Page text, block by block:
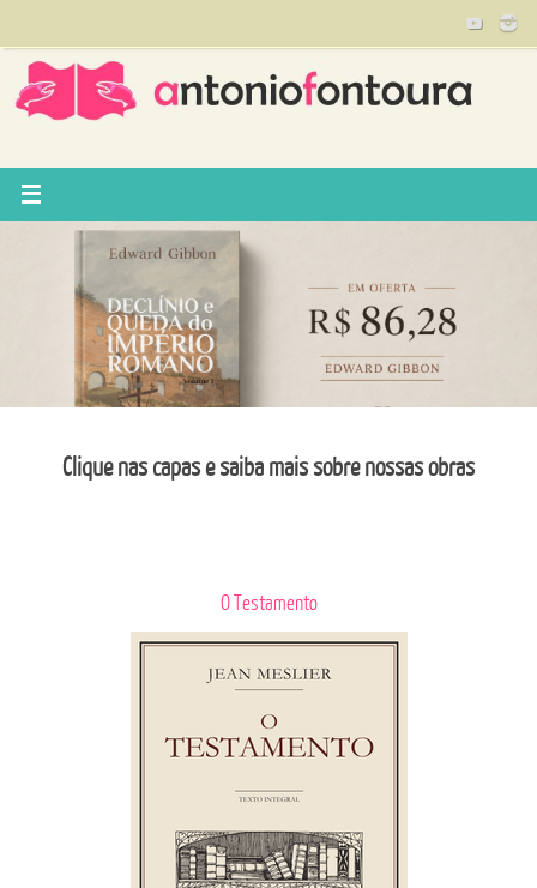
conteúdo
Clique nas capas e saiba mais sobre nossas obras
O Testamento